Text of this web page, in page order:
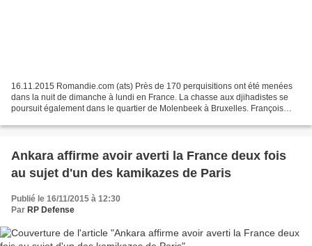
16.11.2015 Romandie.com (ats) Près de 170 perquisitions ont été menées
dans la nuit de dimanche à lundi en France. La chasse aux djihadistes se
poursuit également dans le quartier de Molenbeek à Bruxelles. François
Ankara affirme avoir averti la France deux fois
au sujet d'un des kamikazes de Paris
Publié le 16/11/2015 à 12:30
Par RP Defense